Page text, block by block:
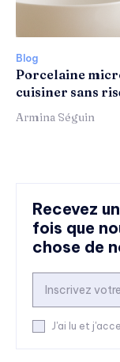
Blog
Porcelaine
cuisiner sans
Armina Séguin
Recevez
fois que
chose de
J'ai lu et